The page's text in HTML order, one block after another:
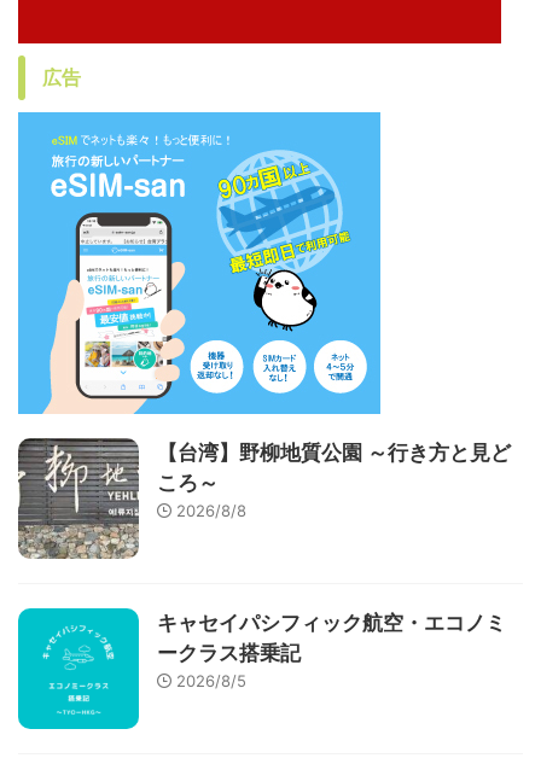
広告
【台湾】野柳地質公園 ～行き方と見ど
ころ～
2026/8/8
キャセイパシフィック航空・エコノミ
ークラス搭乗記
2026/8/5